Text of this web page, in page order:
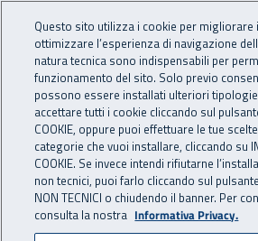
INAIL - Istituto
Navigazione
Navigazione - Ti trovi in:
Home Inail comunica News
18 giugno 2019
Questo sito utilizza i cookie per migliorare
ottimizzare l’esperienza di navigazione
natura tecnica sono indispensabili per
funzionamento del sito. Solo previo
possono essere installati ulteriori
accettare tutti i cookie cliccando sul
COOKIE, oppure puoi effettuare le tue
categorie che vuoi installare, cliccando su
COOKIE. Se invece intendi rifiutarne
non tecnici, puoi farlo cliccando sul pulsante
NON TECNICI o chiudendo il banner. Per
consulta la nostra Informativa Privacy.